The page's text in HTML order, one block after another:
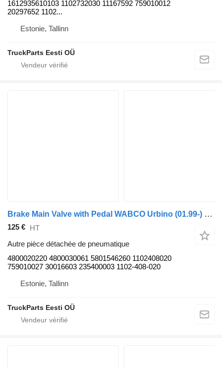
1612935610103 1102732030 11167592 759010012
20297652 1102...
Estonie, Tallinn
TruckParts Eesti OÜ
Brake Main Valve with Pedal WABCO Urbino (01.99-) 4800020220 pour bus Solaris Urbino, Alpino, Vacanza (1999-)
125 € HT
Autre pièce détachée de pneumatique
4800020220 4800030061 5801546260 1102408020
759010027 30016603 235400003 1102-408-020
Estonie, Tallinn
TruckParts Eesti OÜ